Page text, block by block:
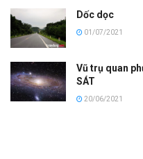
Dốc dọc
01/07/2021
Vũ trụ quan
SÁT
20/06/2021